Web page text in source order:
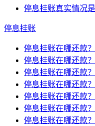
停息挂账真实情况
停息挂账
停息挂账在哪还款
停息挂账在哪还款
停息挂账在哪还款
停息挂账在哪还款
停息挂账在哪还款
停息挂账在哪还款
停息挂账在哪还款